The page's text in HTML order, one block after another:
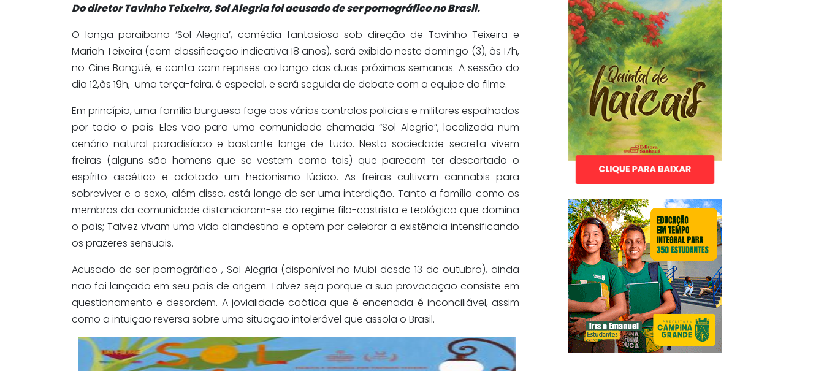
Do diretor Tavinho Teixeira, Sol Alegria foi acusado de ser pornográfico no Brasil.
O longa paraibano ‘Sol Alegria’, comédia fantasiosa sob direção de Tavinho Teixeira e
Mariah Teixeira (com classificação indicativa 18 anos), será exibido neste domingo (3), às 17h,
no Cine Bangüê, e conta com reprises ao longo das duas próximas semanas. A sessão do
dia 12,às 19h, uma terça-feira, é especial, e será seguida de debate com a equipe do filme.
Em princípio, uma família burguesa foge aos vários controlos policiais e militares espalhados
por todo o país. Eles vão para uma comunidade chamada “Sol Alegría”, localizada num
cenário natural paradisíaco e bastante longe de tudo. Nesta sociedade secreta vivem
freiras (alguns são homens que se vestem como tais) que parecem ter descartado o
espírito ascético e adotado um hedonismo lúdico. As freiras cultivam cannabis para
sobreviver e o sexo, além disso, está longe de ser uma interdição. Tanto a família como os
membros da comunidade distanciaram-se do regime filo-castrista e teológico que domina
o país; Talvez vivam uma vida clandestina e optem por celebrar a existência intensificando
os prazeres sensuais.
Acusado de ser pornográfico , Sol Alegria (disponível no Mubi desde 13 de outubro), ainda
não foi lançado em seu país de origem. Talvez seja porque a sua provocação consiste em
questionamento e desordem. A jovialidade caótica que é encenada é inconciliável, assim
como a intuição reversa sobre uma situação intolerável que assola o Brasil.